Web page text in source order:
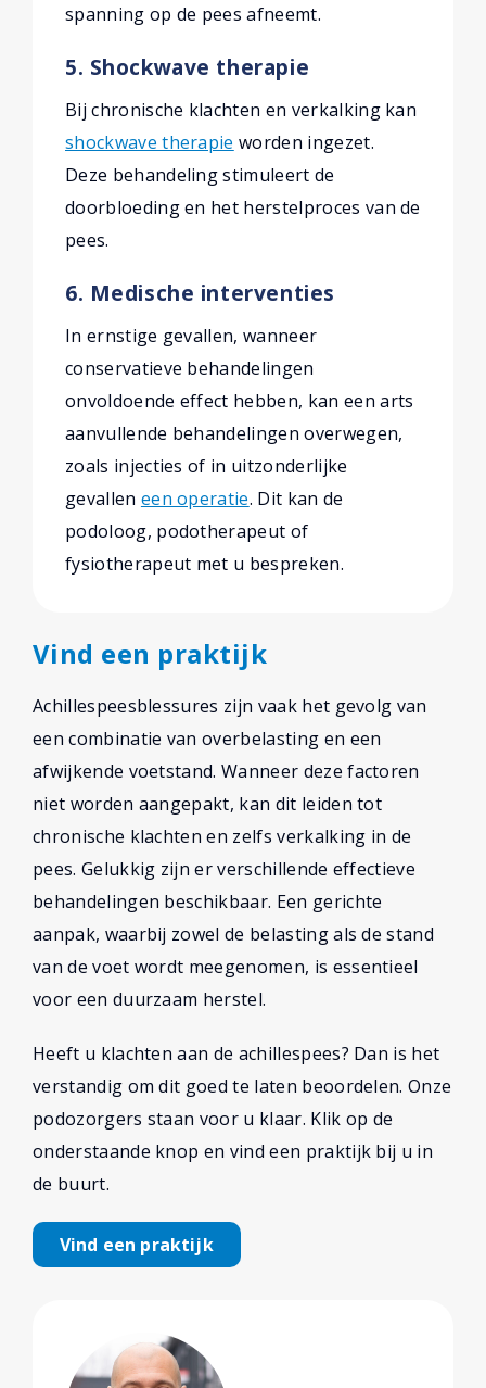
spanning op de pees afneemt.
5. Shockwave therapie
Bij chronische klachten en verkalking kan
shockwave therapie worden ingezet.
Deze behandeling stimuleert de
doorbloeding en het herstelproces van de
pees.
6. Medische interventies
In ernstige gevallen, wanneer
conservatieve behandelingen
onvoldoende effect hebben, kan een arts
aanvullende behandelingen overwegen,
zoals injecties of in uitzonderlijke
gevallen een operatie. Dit kan de
podoloog, podotherapeut of
fysiotherapeut met u bespreken.
Vind een praktijk
Achillespeesblessures zijn vaak het gevolg van
een combinatie van overbelasting en een
afwijkende voetstand. Wanneer deze factoren
niet worden aangepakt, kan dit leiden tot
chronische klachten en zelfs verkalking in de
pees. Gelukkig zijn er verschillende effectieve
behandelingen beschikbaar. Een gerichte
aanpak, waarbij zowel de belasting als de stand
van de voet wordt meegenomen, is essentieel
voor een duurzaam herstel.
Heeft u klachten aan de achillespees? Dan is het
verstandig om dit goed te laten beoordelen. Onze
podozorgers staan voor u klaar. Klik op de
onderstaande knop en vind een praktijk bij u in
de buurt.
Vind een praktijk